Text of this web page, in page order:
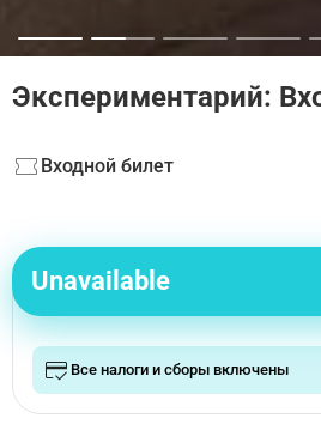
Экспериментарий:
Входной билет
Unavailable
Все налоги и сборы включены